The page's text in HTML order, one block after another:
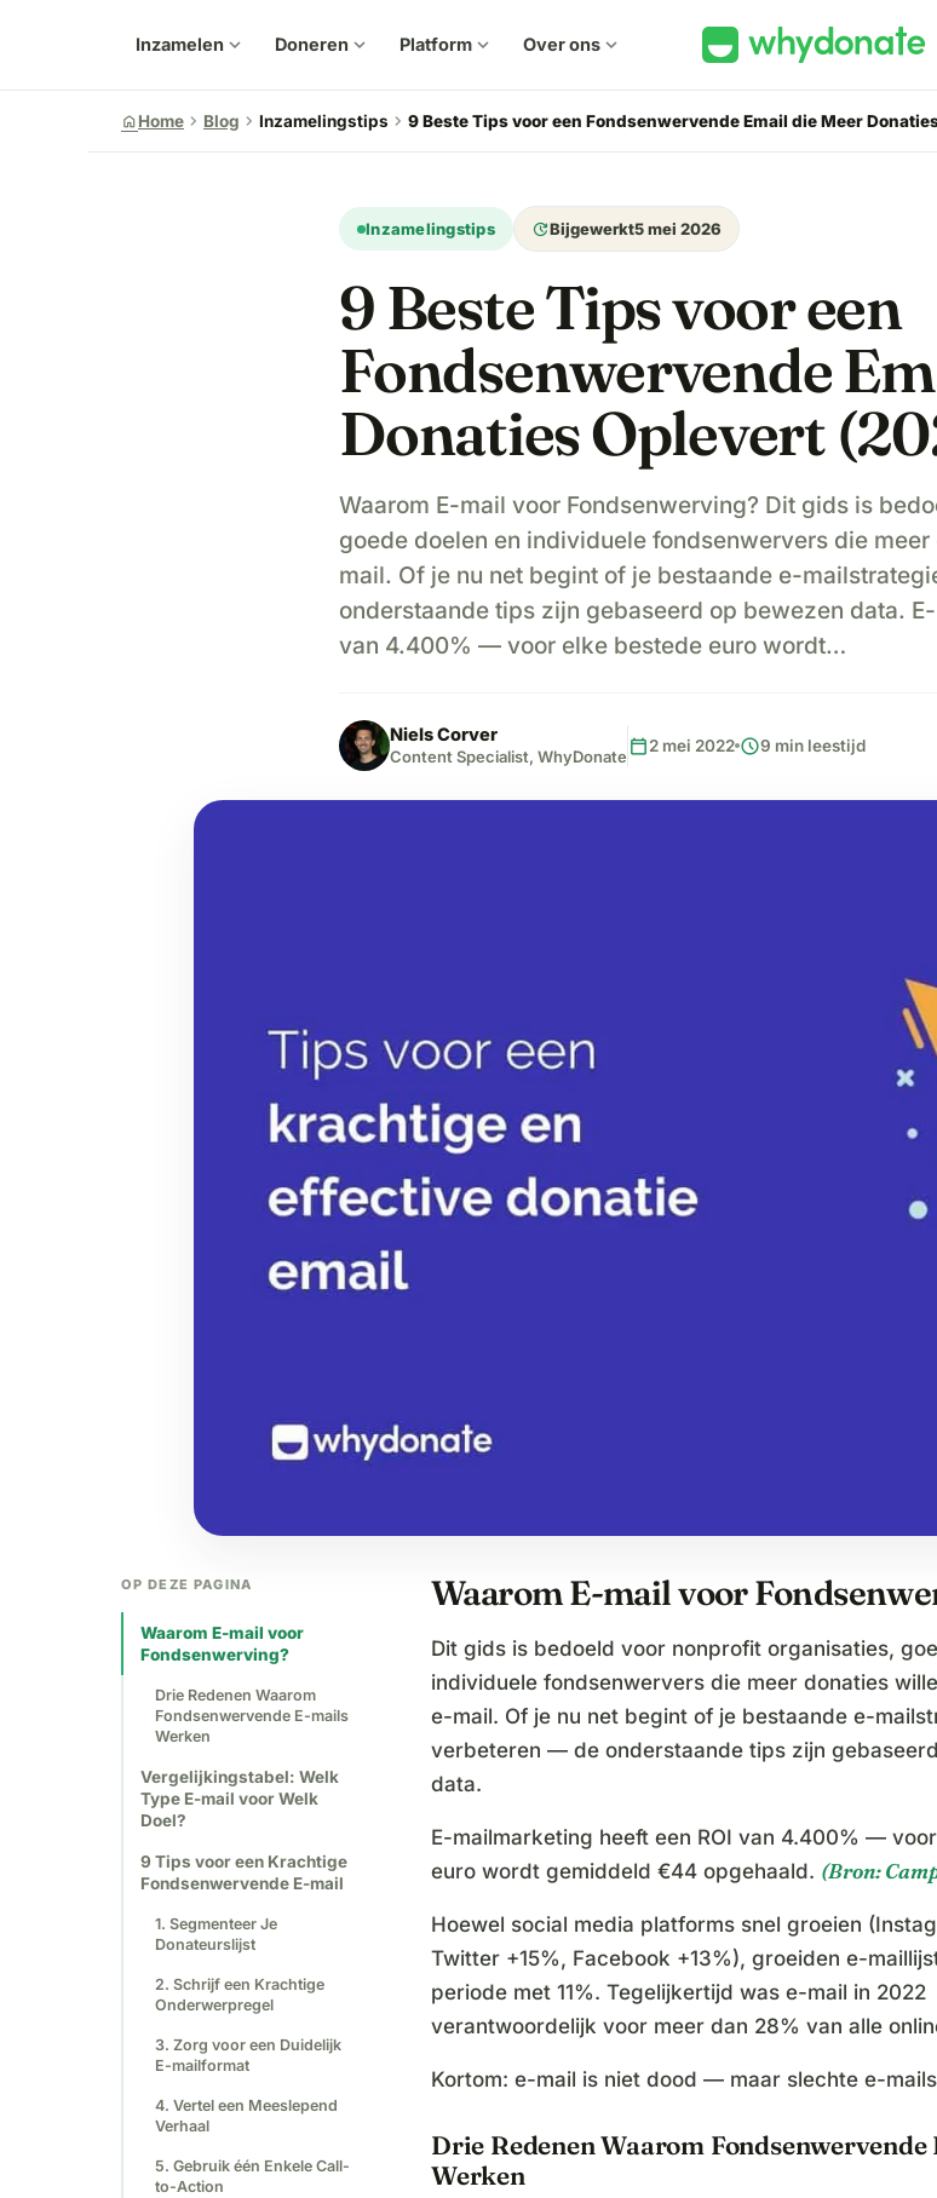
Inzamelen expand_more Doneren expand_more Platform expand_more Over ons expand_more
homeHome chevron_right Blog chevron_right Inzamelingstips chevron_right 9 Beste Tips voor een Fondsenwervende Email die Meer
Inzamelingstips updateBijgewerkt5 mei 2026
9 Beste Tips voor een
Fondsenwervende
Donaties Oplevert
Waarom E-mail voor Fondsenwerving? Dit gids is
goede doelen en individuele fondsenwervers die
mail. Of je nu net begint of je bestaande e-
onderstaande tips zijn gebaseerd op bewezen data.
van 4.400% — voor elke bestede euro wordt…
Niels Corver
Content Specialist, WhyDonate calendar_today2 mei 2022 schedule9 min leestijd
OP DEZE PAGINA
Waarom E-mail voor
Fondsenwerving?
Drie Redenen Waarom
Fondsenwervende E-mails
Werken
Vergelijkingstabel: Welk
Type E-mail voor Welk
Doel?
9 Tips voor een Krachtige
Fondsenwervende E-mail
1. Segmenteer Je
Donateurslijst
2. Schrijf een Krachtige
Onderwerpregel
3. Zorg voor een Duidelijk
E-mailformat
4. Vertel een Meeslepend
Verhaal
5. Gebruik één Enkele Call-
to-Action
Waarom E-mail voor
Dit gids is bedoeld voor nonprofit organisaties,
individuele fondsenwervers die meer donaties
e-mail. Of je nu net begint of je bestaande e-
verbeteren — de onderstaande tips zijn
data.
E-mailmarketing heeft een ROI van 4.400% —
euro wordt gemiddeld €44 opgehaald. (Bron:
Hoewel social media platforms snel groeien
Twitter +15%, Facebook +13%), groeiden e-
periode met 11%. Tegelijkertijd was e-mail in 2022
verantwoordelijk voor meer dan 28% van alle
Kortom: e-mail is niet dood — maar slechte e-
Drie Redenen Waarom Fondsenwervende
Werken